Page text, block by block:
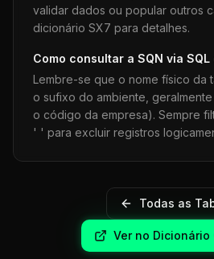
validar dados ou popular outros
dicionário SX7 para detalhes.
Como consultar a SQN via
Lembre-se que o nome físico da
o sufixo do ambiente, geralmente
o código da empresa). Sempre
' ' para excluir registros
Todas as
Ver no Dicionário